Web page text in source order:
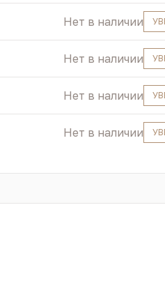
Нет в наличии
Нет в наличии
Нет в наличии
Нет в наличии